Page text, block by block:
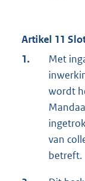
Artikel 11
1.
Met
wordt
van
betreft.